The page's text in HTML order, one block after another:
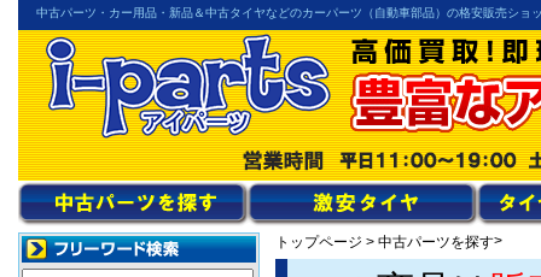
中古パーツ・カー用品・新品＆中古タイヤなどのカーパーツ（自動車部品）の格安販売ショ
トップページ > 中古パーツを探す>